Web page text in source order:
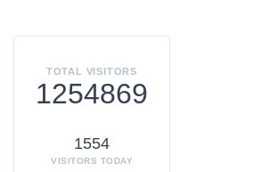
TOTAL VISITORS
1254869
1554
VISITORS TODAY